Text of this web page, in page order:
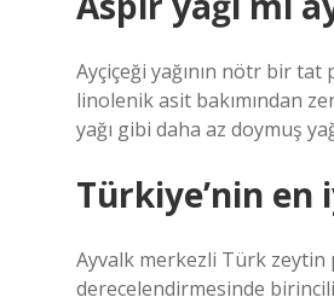
Ayçiçeği yağının nötr bir tat
linolenik asit bakımından
yağı gibi daha az doymuş
Türkiye’nin en
Ayvalk merkezli Türk zeytin
derecelendirmesinde